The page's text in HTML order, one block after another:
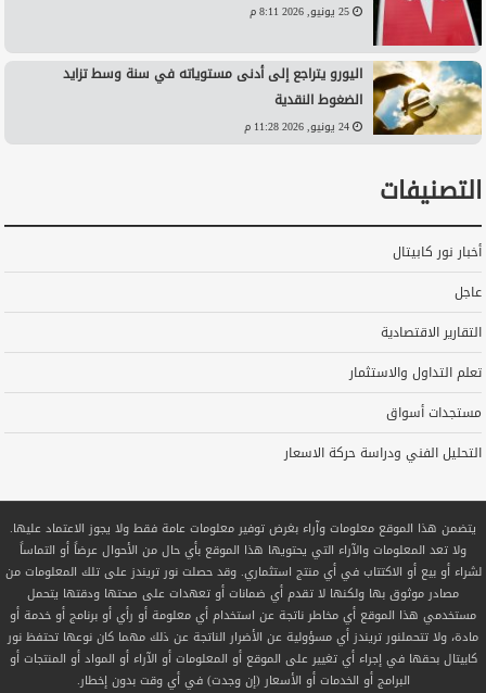
25 يونيو, 2026 8:11 م
اليورو يتراجع إلى أدنى مستوياته في سنة وسط تزايد
الضغوط النقدية
24 يونيو, 2026 11:28 م
التصنيفات
أخبار نور كابيتال
عاجل
التقارير الاقتصادية
تعلم التداول والاستثمار
مستجدات أسواق
التحليل الفني ودراسة حركة الاسعار
يتضمن هذا الموقع معلومات وآراء بغرض توفير معلومات عامة فقط ولا يجوز الاعتماد عليها.
ولا تعد المعلومات والآراء التي يحتويها هذا الموقع بأي حال من الأحوال عرضاً أو التماساً
لشراء أو بيع أو الاكتتاب في أي منتج استثماري. وقد حصلت نور تريندز على تلك المعلومات من
مصادر موثوق بها ولكنها لا تقدم أي ضمانات أو تعهدات على صحتها ودقتها يتحمل
مستخدمي هذا الموقع أي مخاطر ناتجة عن استخدام أي معلومة أو رأي أو برنامج أو خدمة أو
مادة، ولا تتحملنور تريندز أي مسؤولية عن الأضرار الناتجة عن ذلك مهما كان نوعها تحتفظ نور
كابيتال بحقها في إجراء أي تغيير على الموقع أو المعلومات أو الآراء أو المواد أو المنتجات أو
البرامج أو الخدمات أو الأسعار (إن وجدت) في أي وقت بدون إخطار.